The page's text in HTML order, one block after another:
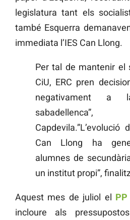
legislatura tant els
també Esquerra
immediata l’IES Can Llong.
Per tal de mantenir el
CiU, ERC pren
negativament a
sabadellenca”,
Capdevila.”L’evolució
Can Llong ha
alumnes de
un institut propi”,
Aquest mes de juliol el PP
incloure als